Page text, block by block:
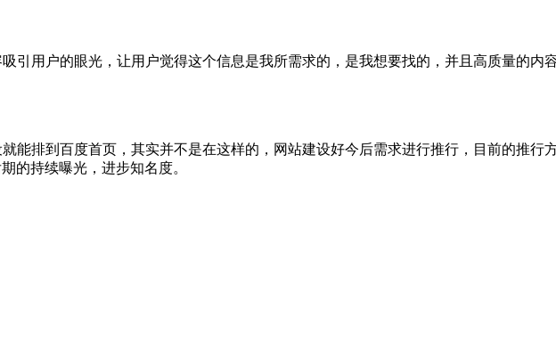
引用户的眼光，让用户觉得这个信息是我所需求的，是我想要找的，并且高质量的内
能排到百度首页，其实并不是在这样的，网站建设好今后需求进行推行，目前的推行
的持续曝光，进步知名度。